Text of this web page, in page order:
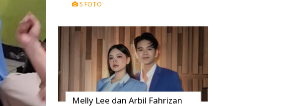
5 FOTO
Melly Lee dan Arbil Fahrizan